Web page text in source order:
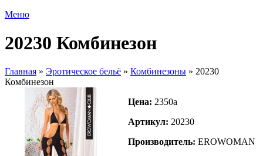
Меню
20230 Комбинезон
Главная » Эротическое бельё » Комбинезоны » 20230
Комбинезон
Цена: 2350a
Артикул: 20230
Производитель: EROWOMAN